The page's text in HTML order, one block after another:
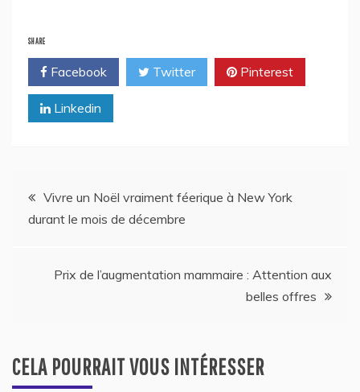
SHARE
Facebook Twitter Pinterest
Linkedin
Navigation
l’article
Vivre un Noël vraiment féerique à New York
durant le mois de décembre
Prix de l’augmentation mammaire : Attention aux
belles offres
CELA POURRAIT VOUS INTÉRESSER